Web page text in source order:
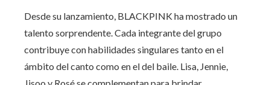
Desde su lanzamiento, BLACKPINK ha mostrado un
talento sorprendente. Cada integrante del grupo
contribuye con habilidades singulares tanto en el
ámbito del canto como en el del baile. Lisa, Jennie,